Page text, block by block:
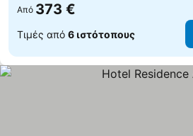
Από 373 €
Τιμές από 6 ιστότοπους